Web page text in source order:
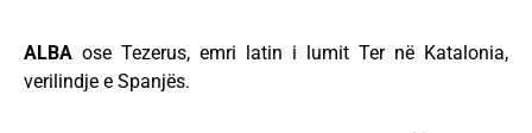
ALBA ose Tezerus, emri latin i lumit Ter në Katalonia,
verilindje e Spanjës.